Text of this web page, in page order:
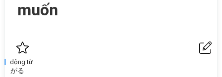
muốn
động từ
がる